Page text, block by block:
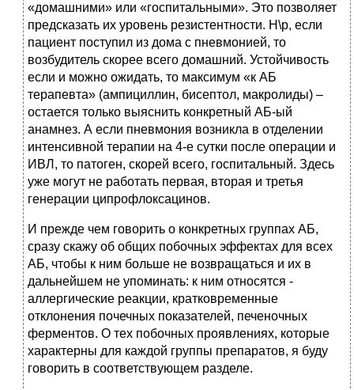
«домашними» или «госпитальными». Это позволяет
предсказать их уровень резистентности. Н\р, если
пациент поступил из дома с пневмонией, то
возбудитель скорее всего домашний. Устойчивость
если и можно ожидать, то максимум «к АБ
терапевта» (ампициллин, бисептол, макролиды) –
остается только выяснить конкретный АБ-ый
анамнез. А если пневмония возникла в отделении
интенсивной терапии на 4-е сутки после операции и
ИВЛ, то патоген, скорей всего, госпитальный. Здесь
уже могут не работать первая, вторая и третья
генерации ципрофлоксацинов.
И прежде чем говорить о конкретных группах АБ,
сразу скажу об общих побочных эффектах для всех
АБ, чтобы к ним больше не возвращаться и их в
дальнейшем не упоминать: к ним относятся -
аллергические реакции, кратковременные
отклонения почечных показателей, печеночных
ферментов. О тех побочных проявлениях, которые
характерны для каждой группы препаратов, я буду
говорить в соответствующем разделе.